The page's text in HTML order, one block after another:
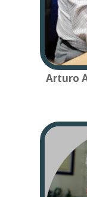
Arturo